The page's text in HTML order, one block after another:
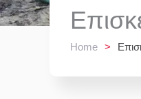
Home >